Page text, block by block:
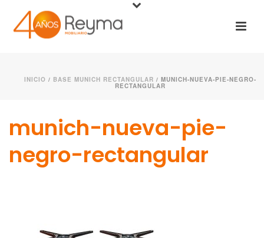
INICIO / BASE MUNICH RECTANGULAR / MUNICH-NUEVA-PIE-NEGRO-
RECTANGULAR
munich-nueva-pie-
negro-rectangular